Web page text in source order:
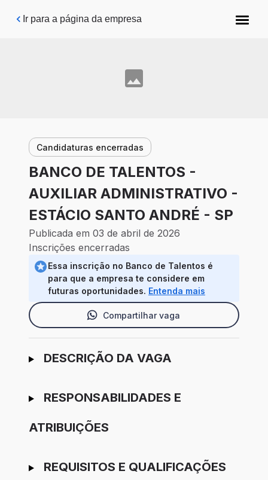
Pular para o conteúdo principal
Ir para a página da empresa
Candidaturas encerradas
BANCO DE TALENTOS -
AUXILIAR ADMINISTRATIVO -
ESTÁCIO SANTO ANDRÉ - SP
Publicada em 03 de abril de 2026
Inscrições encerradas
Essa inscrição no Banco de Talentos é
para que a empresa te considere em
futuras oportunidades. Entenda mais
Compartilhar vaga
Ir para candidatura
DESCRIÇÃO DA VAGA
RESPONSABILIDADES E
ATRIBUIÇÕES
REQUISITOS E QUALIFICAÇÕES